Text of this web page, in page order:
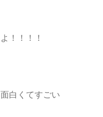
！！！！
白くてすごい